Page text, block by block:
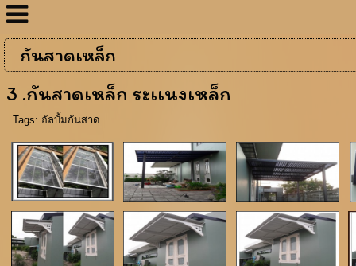
กันสาดเหล็ก
3 .กันสาดเหล็ก ระเเนงเหล็ก
Tags: อัลบั้มกันสาด